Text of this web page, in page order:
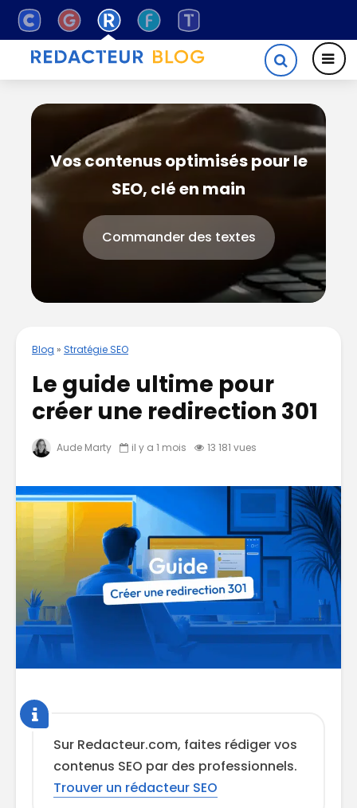
Vos contenus optimisés pour le
SEO, clé en main
Commander des textes
Blog » Stratégie SEO
Le guide ultime pour
créer une redirection 301
Aude Marty il y a 1 mois 13 181 vues
Sur Redacteur.com, faites rédiger vos
contenus SEO par des professionnels.
Trouver un rédacteur SEO